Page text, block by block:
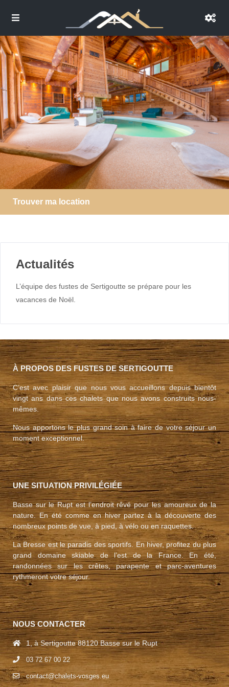
Trouver ma location
Actualités
L’équipe des fustes de Sertigoutte se prépare pour les
vacances de Noël.
À PROPOS DES FUSTES DE SERTIGOUTTE
C’est avec plaisir que nous vous accueillons depuis bientôt
vingt ans dans ces chalets que nous avons construits nous-
mêmes.
Nous apportons le plus grand soin à faire de votre séjour un
moment exceptionnel.
UNE SITUATION PRIVILÉGIÉE
Basse sur le Rupt est l’endroit rêvé pour les amoureux de la
nature. En été comme en hiver partez à la découverte des
nombreux points de vue, à pied, à vélo ou en raquettes.
La Bresse est le paradis des sportifs. En hiver, profitez du plus
grand domaine skiable de l’est de la France. En été,
randonnées sur les crêtes, parapente et parc-aventures
rythmeront votre séjour.
NOUS CONTACTER
1, à Sertigoutte 88120 Basse sur le Rupt
03 72 67 00 22
contact@chalets-vosges.eu